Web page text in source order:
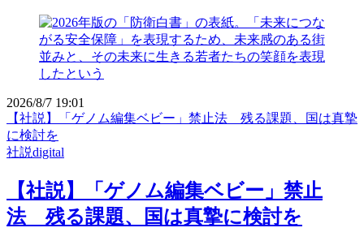
2026/8/7 19:01
【社説】「ゲノム編集ベビー」禁止法 残る課題、国は真摯
に検討を
社説digital
【社説】「ゲノム編集ベビー」禁止
法 残る課題、国は真摯に検討を